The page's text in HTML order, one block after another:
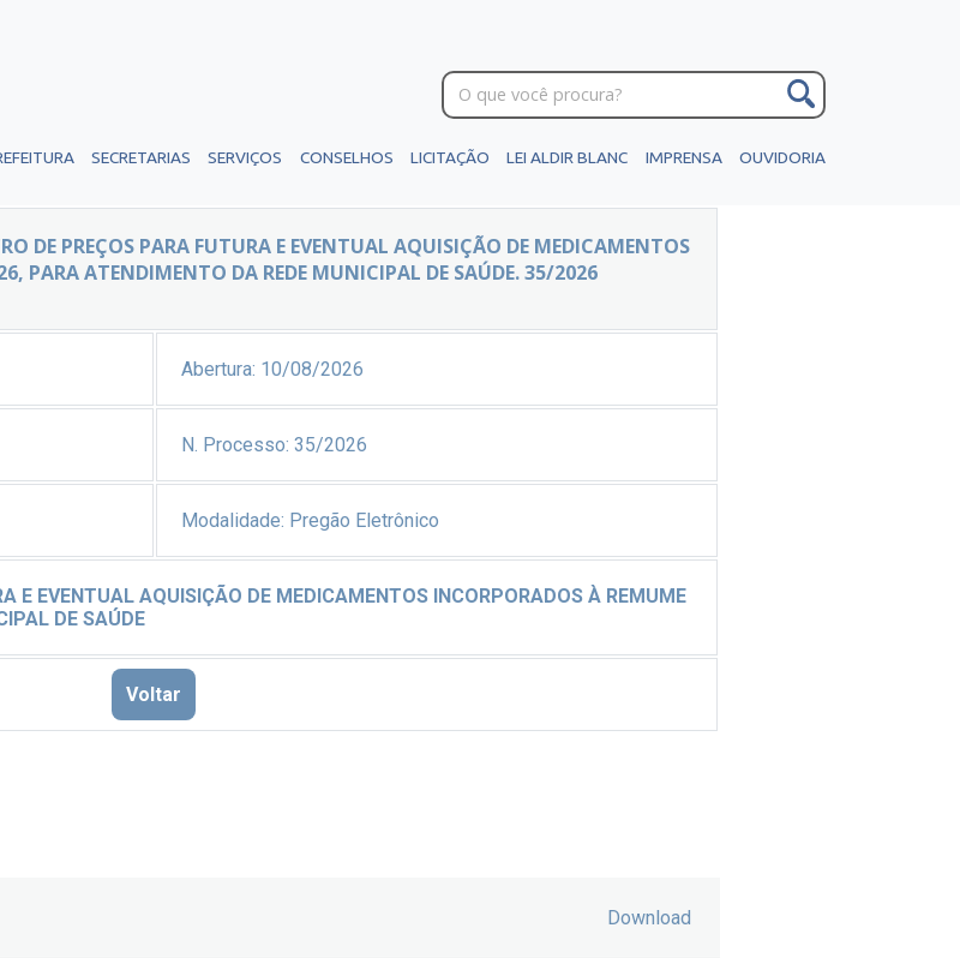
SECRETARIAS SERVIÇOS CONSELHOS LICITAÇÃO LEI ALDIR BLANC IMPRENSA OUVIDORIA
DE PREÇOS PARA FUTURA E EVENTUAL AQUISIÇÃO DE MEDICAMENTOS
PARA ATENDIMENTO DA REDE MUNICIPAL DE SAÚDE. 35/2026
Abertura: 10/08/2026
N. Processo: 35/2026
Modalidade: Pregão Eletrônico
E EVENTUAL AQUISIÇÃO DE MEDICAMENTOS INCORPORADOS À REMUME
DE SAÚDE
Voltar
Download